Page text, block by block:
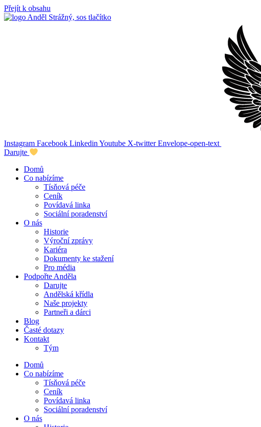
Přejít k obsahu
Instagram Facebook Linkedin Youtube X-twitter Envelope-open-text
Darujte
Domů
Co nabízíme
Tísňová péče
Ceník
Povídavá linka
Sociální poradenství
O nás
Historie
Výroční zprávy
Kariéra
Dokumenty ke stažení
Pro média
Podpořte Anděla
Darujte
Andělská křídla
Naše projekty
Partneři a dárci
Blog
Časté dotazy
Kontakt
Tým
Domů
Co nabízíme
Tísňová péče
Ceník
Povídavá linka
Sociální poradenství
O nás